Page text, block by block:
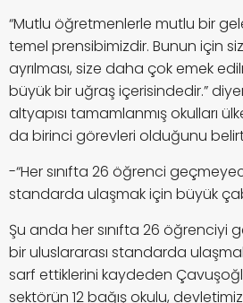
“Mutlu öğretmenlerle mutlu bir
temel prensibimizdir. Bunun için
ayrılması, size daha çok emek
büyük bir uğraş içerisindedir.”
altyapısı tamamlanmış okulları
da birinci görevleri olduğunu
-“Her sınıfta 26 öğrenci
standarda ulaşmak için büyük
Şu anda her sınıfta 26 öğrenciyi
bir uluslararası standarda
sarf ettiklerini kaydeden
sektörün 12 bağış okulu,